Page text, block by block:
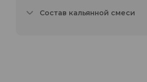
Состав кальянной смеси